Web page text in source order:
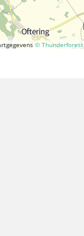
© Thunderforest